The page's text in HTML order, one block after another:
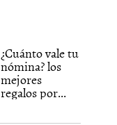
¿Cuánto vale tu
nómina? los
mejores
regalos por...